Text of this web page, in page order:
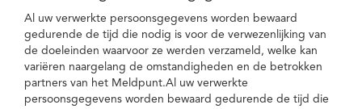
Al uw verwerkte persoonsgegevens worden bewaard
gedurende de tijd die nodig is voor de verwezenlijking van
de doeleinden waarvoor ze werden verzameld, welke kan
variëren naargelang de omstandigheden en de betrokken
partners van het Meldpunt.Al uw verwerkte
persoonsgegevens worden bewaard gedurende de tijd die